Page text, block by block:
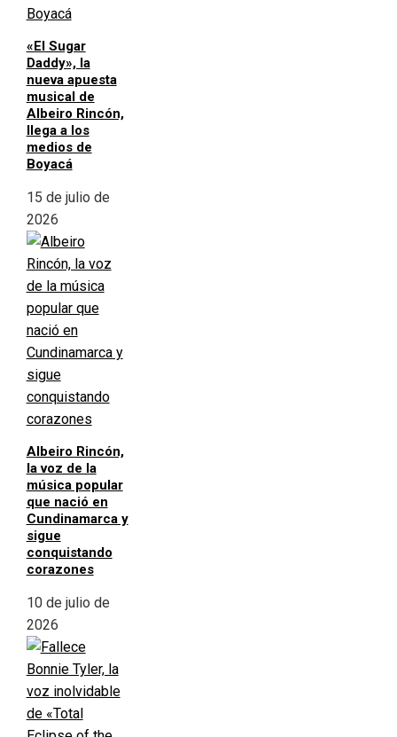
«El Sugar
Daddy», la
nueva apuesta
musical de
Albeiro Rincón,
llega a los
medios de
Boyacá
15 de julio de
2026
Albeiro Rincón,
la voz de la
música popular
que nació en
Cundinamarca y
sigue
conquistando
corazones
10 de julio de
2026